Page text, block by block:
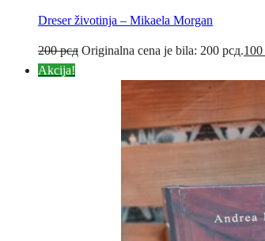
Dreser životinja – Mikaela Morgan
200рсд Originalna cena je bila: 200 рсд.100
Akcija!